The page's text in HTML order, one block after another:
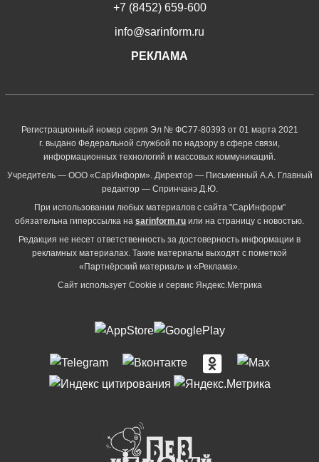
+7 (8452) 659-600
info@sarinform.ru
РЕКЛАМА
Регистрационный номер серия Эл № ФС77-80393 от 01 марта 2021
г. выдано Федеральной службой по надзору в сфере связи,
информационных технологий и массовых коммуникаций.
Учредитель — ООО «СарИнформ». Директор — Письменный А.А. Главный
редактор — Спринчанэ Д.Ю.
При использовании любых материалов с сайта "СарИнформ"
обязательна гиперссылка на sarinform.ru или на страницу с новостью.
Редакция не несет ответственность за достоверность информации в
рекламных материалах. Такие материалы выходят с пометкой
«Партнёрский материал» и «Реклама».
Сайт использует Cookie и сервиc Яндекс.Метрика